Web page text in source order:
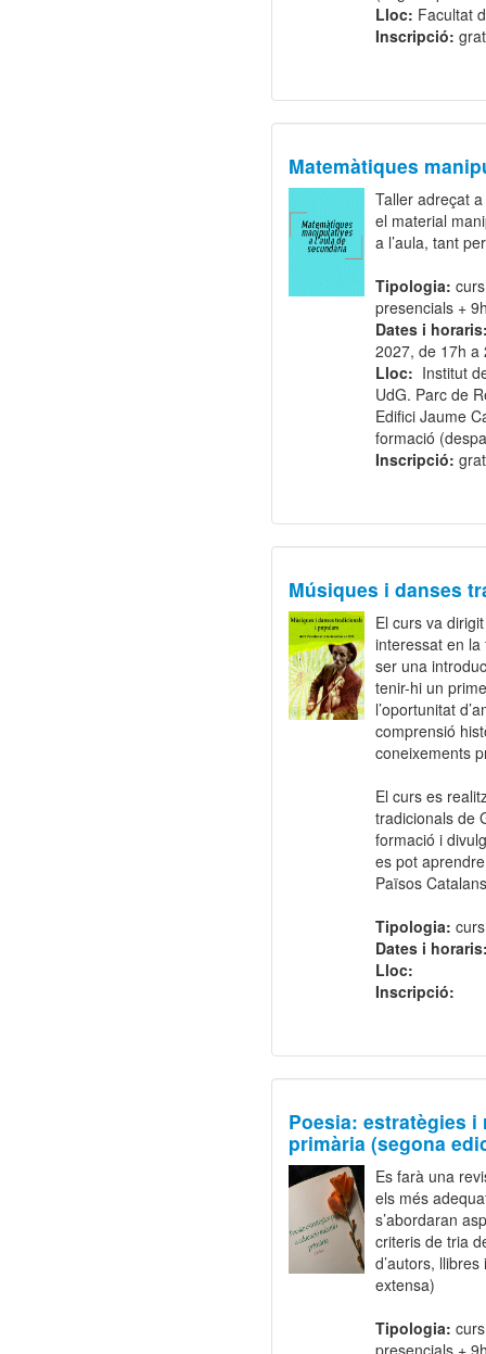
Lloc: Facultat
Inscripció:
Matemàtiques
Taller adreçat
el material
a l’aula, tant
Tipologia:
presencials +
Dates i
2027, de 17h a
Lloc: Institut
UdG. Parc de
Edifici Jaume
formació
Inscripció:
Músiques i danses
El curs va
interessat en
ser una
tenir-hi un
l’oportunitat
comprensió
coneixements
El curs es
tradicionals de
formació i
es pot
Països
Tipologia:
Dates i
Lloc:
Inscripció:
Poesia: estratègies
primària (segona
Es farà una
els més
s’abordaran
criteris de tria
d’autors,
extensa)
Tipologia:
presencials +